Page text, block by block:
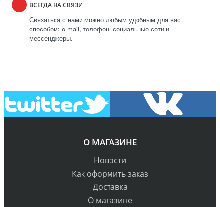
ВСЕГДА НА СВЯЗИ
Связаться с нами можно любым удобным для вас
способом: e-mail, телефон, социальные сети и
мессенджеры.
О МАГАЗИНЕ
Новости
Как оформить заказ
Доставка
О магазине